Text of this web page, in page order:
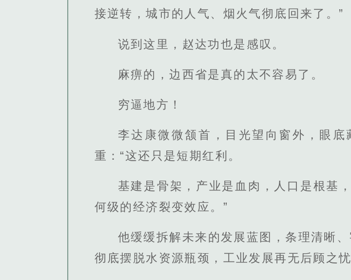
接逆转，城市的人气、烟火气彻底回来了。”
说到这里，赵达功也是感叹。
麻痹的，边西省是真的太不容易了。
穷逼地方！
李达康微微颔首，目光望向窗外，眼
重：“这还只是短期红利。
基建是骨架，产业是血肉，人口是根基
何级的经济裂变效应。”
他缓缓拆解未来的发展蓝图，条理清晰
彻底摆脱水资源瓶颈，工业发展再无后顾之忧